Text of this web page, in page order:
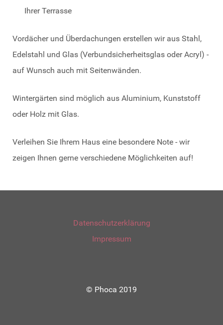
Ihrer Terrasse
Vordächer und Überdachungen erstellen wir aus Stahl,
Edelstahl und Glas (Verbundsicherheitsglas oder Acryl) -
auf Wunsch auch mit Seitenwänden.
Wintergärten sind möglich aus Aluminium, Kunststoff
oder Holz mit Glas.
Verleihen Sie Ihrem Haus eine besondere Note - wir
zeigen Ihnen gerne verschiedene Möglichkeiten auf!
Datenschutzerklärung
Impressum
© Phoca 2019